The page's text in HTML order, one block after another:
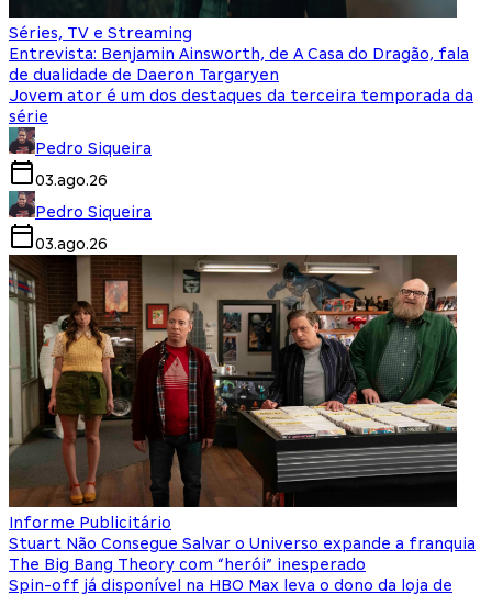
Séries, TV e Streaming
Entrevista: Benjamin Ainsworth, de A Casa do Dragão, fala
de dualidade de Daeron Targaryen
Jovem ator é um dos destaques da terceira temporada da
série
Pedro Siqueira
03.ago.26
Pedro Siqueira
03.ago.26
Informe Publicitário
Stuart Não Consegue Salvar o Universo expande a franquia
The Big Bang Theory com “herói” inesperado
Spin-off já disponível na HBO Max leva o dono da loja de